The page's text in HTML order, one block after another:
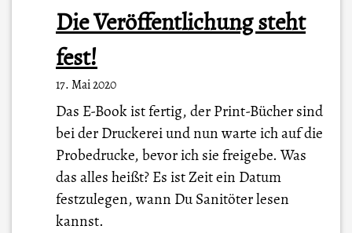
Die Veröffentlichung steht
fest!
17. Mai 2020
Das E-Book ist fertig, der Print-Bücher sind
bei der Druckerei und nun warte ich auf die
Probedrucke, bevor ich sie freigebe. Was
das alles heißt? Es ist Zeit ein Datum
festzulegen, wann Du Sanitöter lesen
kannst.